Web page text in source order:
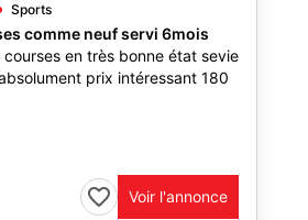
Sports
comme neuf servi 6mois
en très bonne état sevie
prix intéressant 180
Voir l'annonce